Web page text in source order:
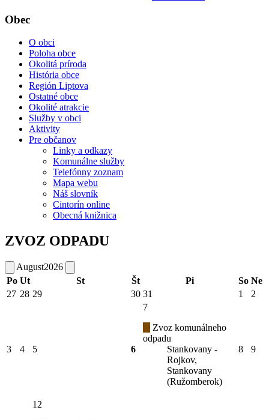
Obec
O obci
Poloha obce
Okolitá príroda
História obce
Región Liptova
Ostatné obce
Okolité atrakcie
Služby v obci
Aktivity
Pre občanov
Linky a odkazy
Komunálne služby
Telefónny zoznam
Mapa webu
Náš slovník
Cintorín online
Obecná knižnica
ZVOZ ODPADU
August2026
Po Ut St Št Pi So Ne
27 28 29 30 31 1 2
3 4 5 6
7
Zvoz komunálneho
odpadu
Stankovany -
Rojkov,
Stankovany
(Ružomberok)
8 9
12